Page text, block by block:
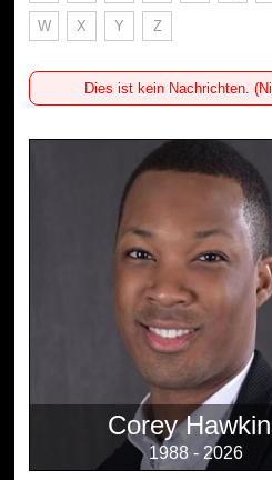
W X Y Z
Dies ist kein Nachrichten.
Corey
1988 - 2026